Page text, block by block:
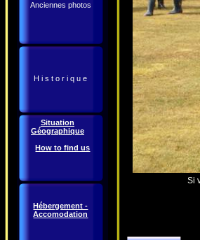
Anciennes photos
H i s t o r i q u e
Situation
Géographique
How to find us
Hébergement -
Accomodation
Si